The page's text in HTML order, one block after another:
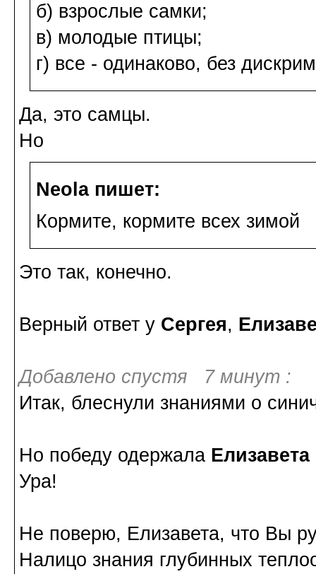
б) взрослые самки;
в) молодые птицы;
г) все - одинаково, без
Да, это самцы.
Но
Neola пишет:
Кормите, кормите всех зимой
Это так, конечно.
Верный ответ у Сергея,
Добавлено спустя 7 минут :
Итак, блеснули знаниями о
Но победу одержала Елизавета
Ура!
Не поверю, Елизавета, что Вы
Налицо знания глубинных